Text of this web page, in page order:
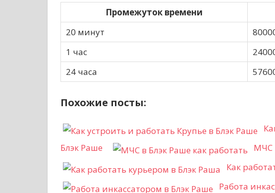
Промежуток времени
20 минут
1 час
24 часа
Похожие посты:
Блэк Раше
МЧС
Как
Работа